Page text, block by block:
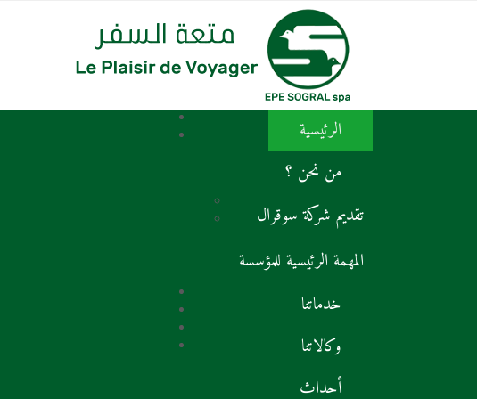
الرئيسية
من نحن ؟
تقديم شركة سوقرال
المهمة الرئيسية للمؤسسة
خدماتنا
وكالاتنا
أحداث